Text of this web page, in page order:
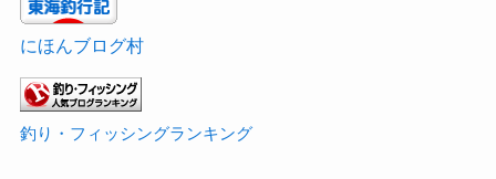
にほんブログ村
釣り・フィッシングランキング